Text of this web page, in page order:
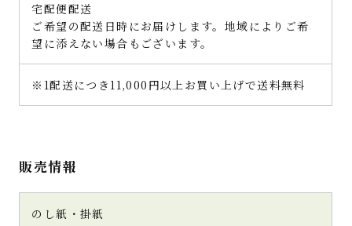
宅配便配送
ご希望の配送日時にお届けします。地域によりご希
望に添えない場合もございます。
※1配送につき11,000円以上お買い上げで送料無料
販売情報
のし紙・掛紙